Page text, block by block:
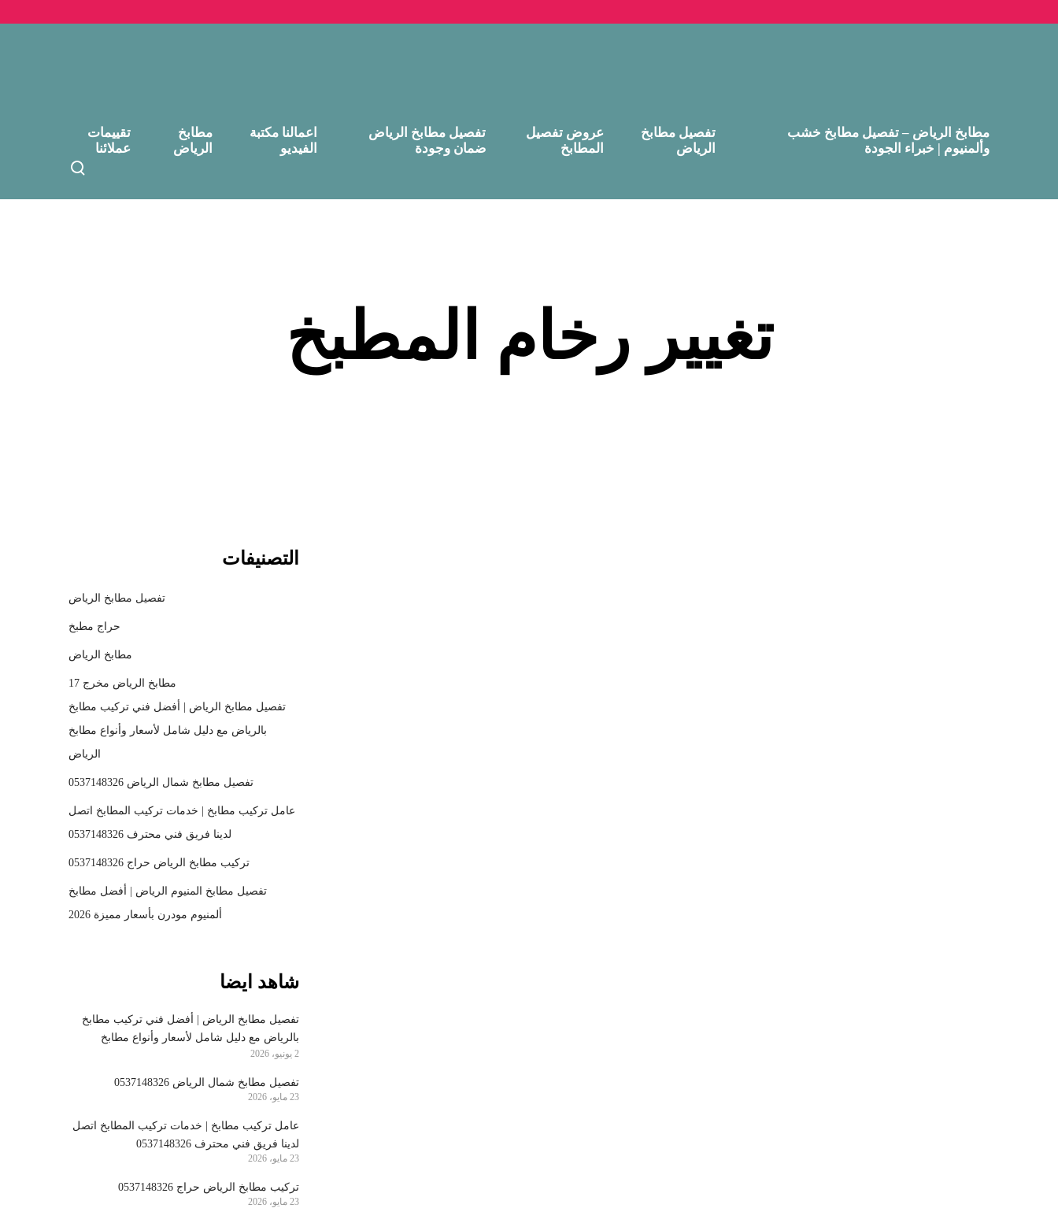
مطابخ الرياض – تفصيل مطابخ خشب
وألمنيوم | خبراء الجودة
تفصيل مطابخ
الرياض
عروض تفصيل
المطابخ
تفصيل مطابخ الرياض
ضمان وجودة
اعمالنا مكتبة
الفيديو
مطابخ
الرياض
تقييمات
عملائنا
T
g
تغيير رخام المطبخ
التصنيفات
تفصيل مطابخ الرياض
حراج مطبخ
مطابخ الرياض
مطابخ الرياض مخرج 17
تفصيل مطابخ الرياض | أفضل فني تركيب مطابخ
بالرياض مع دليل شامل لأسعار وأنواع مطابخ
الرياض
تفصيل مطابخ شمال الرياض 0537148326
عامل تركيب مطابخ | خدمات تركيب المطابخ اتصل
لدينا فريق فني محترف 0537148326
تركيب مطابخ الرياض حراج 0537148326
تفصيل مطابخ المنيوم الرياض | أفضل مطابخ
ألمنيوم مودرن بأسعار مميزة 2026
شاهد ايضا
تفصيل مطابخ الرياض | أفضل فني تركيب مطابخ
بالرياض مع دليل شامل لأسعار وأنواع مطابخ
الرياض
2 يونيو، 2026
تفصيل مطابخ شمال الرياض 0537148326
23 مايو، 2026
عامل تركيب مطابخ | خدمات تركيب المطابخ اتصل
لدينا فريق فني محترف 0537148326
23 مايو، 2026
تركيب مطابخ الرياض حراج 0537148326
23 مايو، 2026